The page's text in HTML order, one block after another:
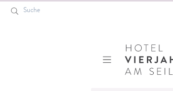
Suche
Hotel